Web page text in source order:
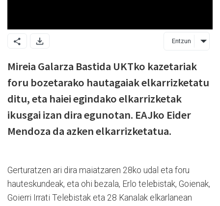
Entzun
Mireia Galarza Bastida UKTko kazetariak
foru bozetarako hautagaiak elkarrizketatu
ditu, eta haiei egindako elkarrizketak
ikusgai izan dira egunotan. EAJko Eider
Mendoza da azken elkarrizketatua.
Gerturatzen ari dira maiatzaren 28ko udal eta foru
hauteskundeak, eta ohi bezala, Erlo telebistak, Goienak,
Goierri Irrati Telebistak eta 28 Kanalak elkarlanean